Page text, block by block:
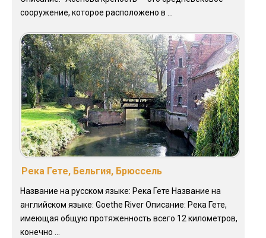
сооружение, которое расположено в ...
Река Гете, Бельгия, Брюссель
Название на русском языке: Река Гете Название на
английском языке: Goethe River Описание: Река Гете,
имеющая общую протяженность всего 12 километров,
конечно ...